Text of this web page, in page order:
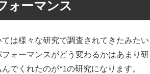
ォーマンス
は様々な研究で調査されてきたみたい
ォーマンスがどう変わるかはあまり研
でくれたのが*1の研究になります。